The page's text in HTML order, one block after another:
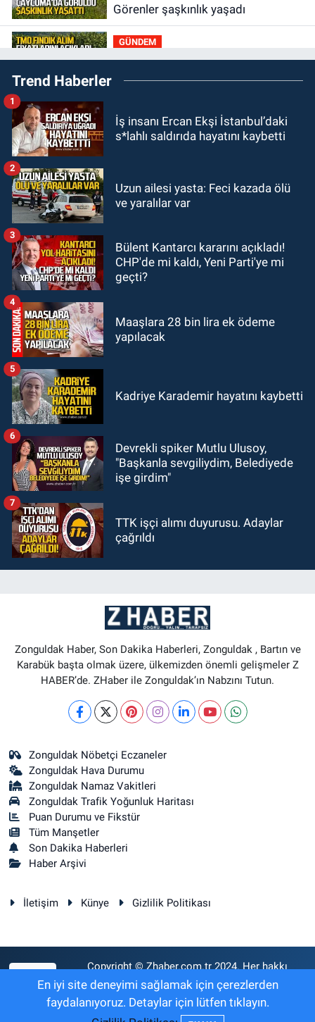
Görenler şaşkınlık yaşadı
GÜNDEM
19:12TMO kabuklu fındık alım
fiyatlarını açıkladı
18:52Zonguldak'ta pitbul köpek
anne ve çocuğuna saldırdı: Tedavi
18:44Zonguldak'ta araç yayaya
GÜNDEM
18:32İşçi lideri Şemsi Denizer
kabri başında anıldı
Trend Haberler
İş insanı Ercan Ekşi İstanbul’daki
s*lahlı saldırıda hayatını kaybetti
1
Uzun ailesi yasta: Feci kazada ölü
ve yaralılar var
2
Bülent Kantarcı kararını açıkladı!
CHP'de mi kaldı, Yeni Parti'ye mi
geçti?
3
Maaşlara 28 bin lira ek ödeme
yapılacak
4
Kadriye Karademir hayatını kaybetti
5
Devrekli spiker Mutlu Ulusoy,
"Başkanla sevgiliydim, Belediyede
işe girdim"
6
TTK işçi alımı duyurusu. Adaylar
çağrıldı
7
Zonguldak Haber, Son Dakika Haberleri, Zonguldak , Bartın ve
Karabük başta olmak üzere, ülkemizden önemli gelişmeler Z
HABER’de. ZHaber ile Zonguldak’ın Nabzını Tutun.
Zonguldak Nöbetçi Eczaneler
Zonguldak Hava Durumu
Zonguldak Namaz Vakitleri
Zonguldak Trafik Yoğunluk Haritası
Puan Durumu ve Fikstür
Tüm Manşetler
Son Dakika Haberleri
Haber Arşivi
İletişim Künye Gizlilik Politikası
Copyright © Zhaber.com.tr 2024. Her hakkı
saklıdır.
En iyi site deneyimi sağlamak için çerezlerden
faydalanıyoruz. Detaylar için lütfen tıklayın.